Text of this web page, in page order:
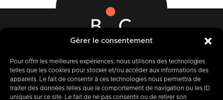
Gérer le consentement
Pour offrir les meilleures expériences, nous utilisons des technologies
telles que les cookies pour stocker et/ou accéder aux informations des
appareils. Le fait de consentir à ces technologies nous permettra de
traiter des données telles que le comportement de navigation ou les ID
uniques sur ce site. Le fait de ne pas consentir ou de retirer son
Rue des Quatre Fils Aymon, 12-14
7000 BERGEN